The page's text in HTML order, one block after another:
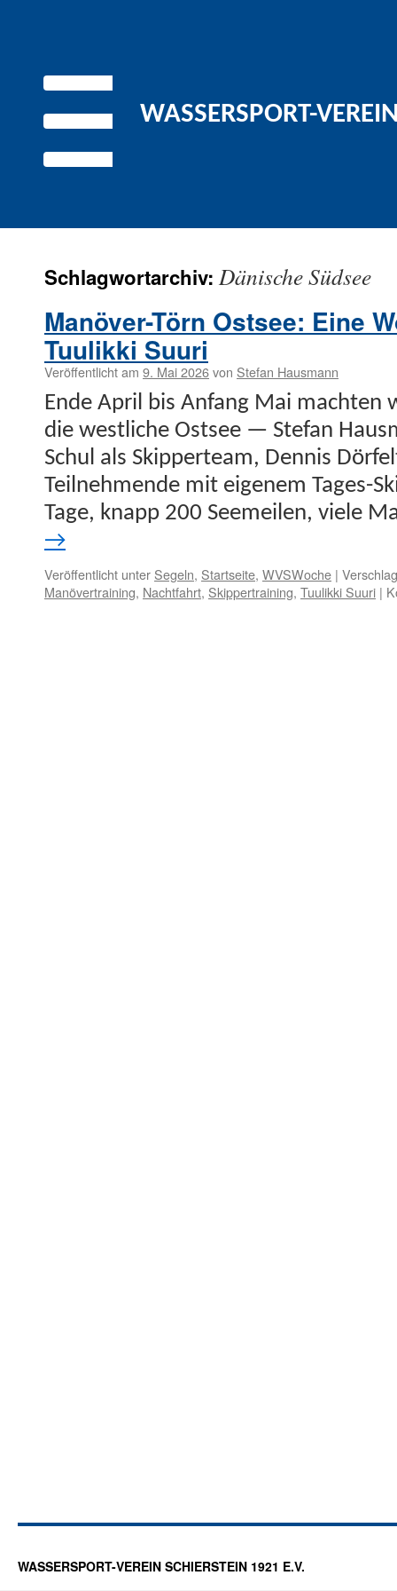
WASSERSPORT-
Schlagwortarchiv: Dänische Südsee
Manöver-Törn Ostsee: Eine
Tuulikki Suuri
Veröffentlicht am 9. Mai 2026von Stefan Hausmann
Ende April bis Anfang Mai macht­en
die west­liche Ost­see — Ste­fan
Schul als Skip­perteam, Den­nis
Teil­nehmende mit eigen­em Tages-
Tage, knapp 200 Seemeilen, viele
→
Veröffentlicht unter Segeln, Startseite, WVSWoche |
Manövertraining, Nachtfahrt, Skippertraining, Tuulikki Suuri |
WASSERSPORT-VEREIN SCHIERSTEIN 1921 E.V.